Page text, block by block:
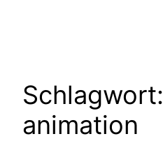
Schlagwort:
animation